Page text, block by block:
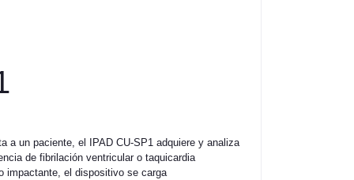
un paciente, el IPAD CU-SP1 adquiere y analiza
de fibrilación ventricular o taquicardia
impactante, el dispositivo se carga